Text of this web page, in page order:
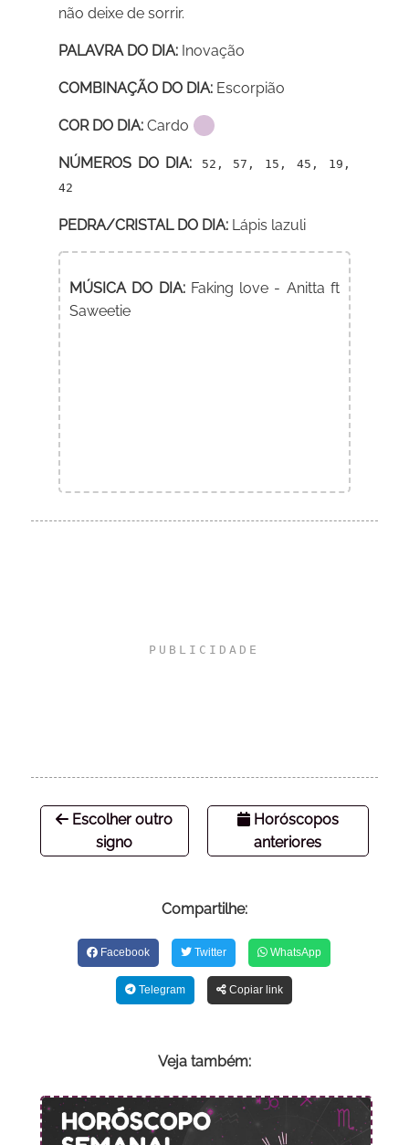
não deixe de sorrir.
PALAVRA DO DIA: Inovação
COMBINAÇÃO DO DIA: Escorpião
COR DO DIA: Cardo
NÚMEROS DO DIA:52, 57, 15, 45, 19,
42
PEDRA/CRISTAL DO DIA: Lápis lazuli
MÚSICA DO DIA:Faking love - Anitta ft
Saweetie
Escolher outro
signo
Horóscopos
anteriores
Compartilhe:
Facebook Twitter WhatsApp
Telegram Copiar link
Veja também: